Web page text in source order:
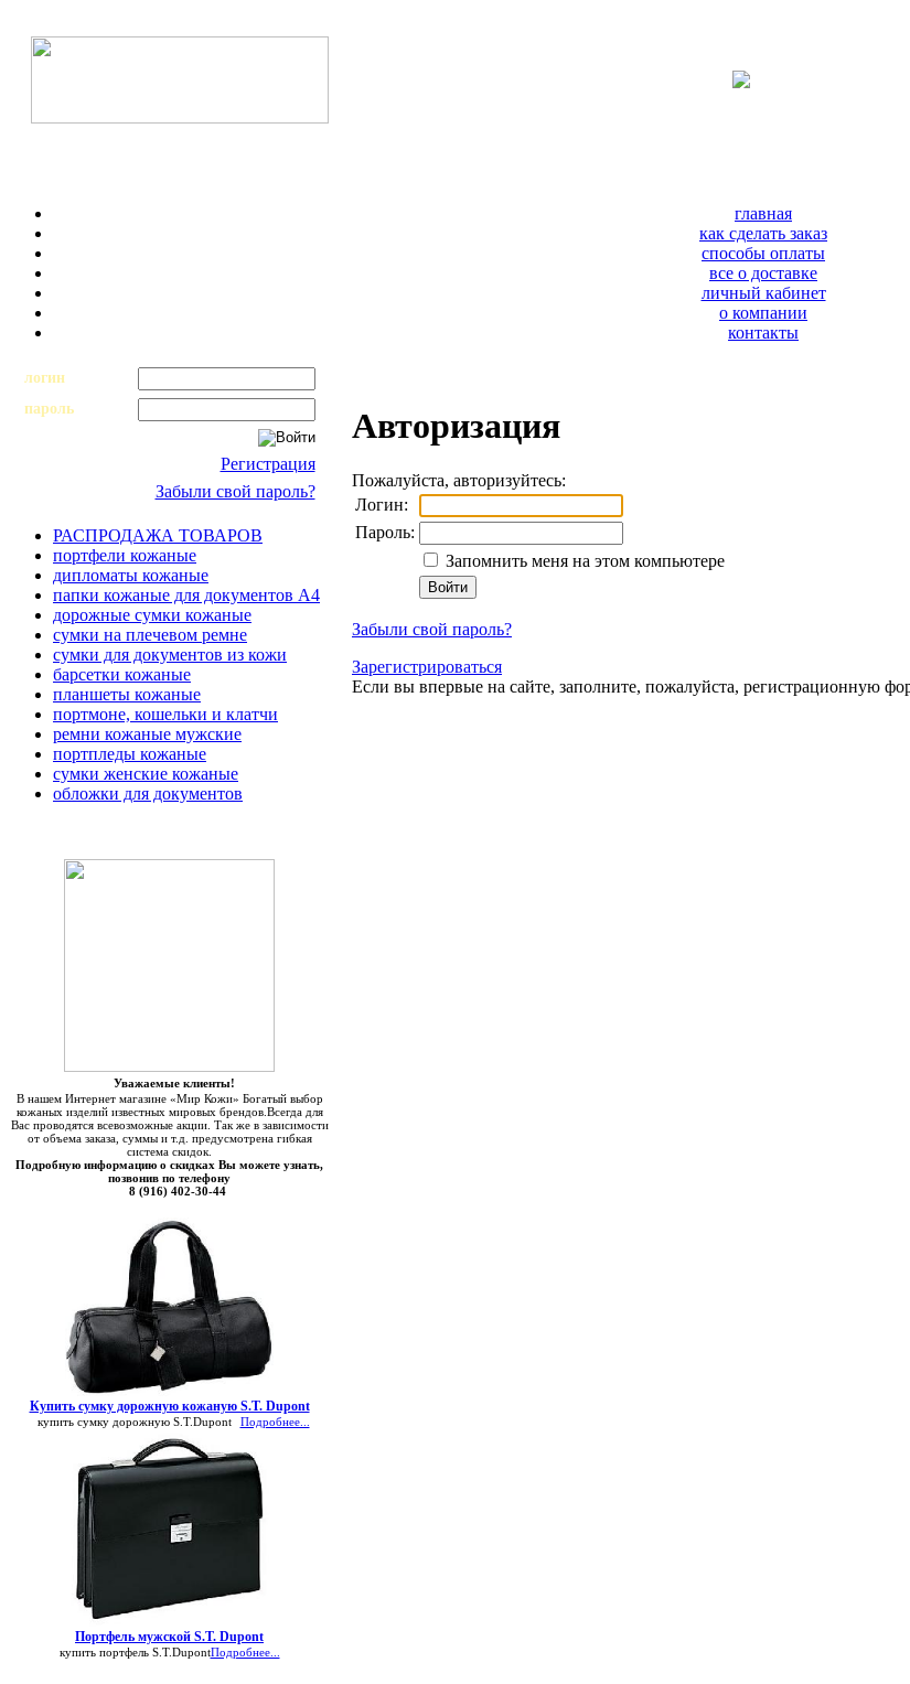
главная
как сделать заказ
способы оплаты
все о доставке
личный кабинет
о компании
контакты
логин
пароль
Регистрация
Забыли свой пароль?
РАСПРОДАЖА ТОВАРОВ
портфели кожаные
дипломаты кожаные
папки кожаные для документов А4
дорожные сумки кожаные
сумки на плечевом ремне
сумки для документов из кожи
барсетки кожаные
планшеты кожаные
портмоне, кошельки и клатчи
ремни кожаные мужские
портпледы кожаные
сумки женские кожаные
обложки для документов
Уважаемые клиенты!
В нашем Интернет магазине «Мир Кожи» Богатый выбор
кожаных изделий известных мировых брендов.Всегда для
Вас проводятся всевозможные акции. Так же в зависимости
от объема заказа, суммы и т.д. предусмотрена гибкая
система скидок.
Подробную информацию о скидках Вы можете узнать,
позвонив по телефону
8 (916) 402-30-44
Купить сумку дорожную кожаную S.T. Dupont
купить сумку дорожную S.T.Dupont Подробнее...
Портфель мужской S.T. Dupont
купить портфель S.T.DupontПодробнее...
Авторизация
Пожалуйста, авторизуйтесь:
Логин:
Пароль:
Запомнить меня на этом компьютере
Забыли свой пароль?
Зарегистрироваться
Если вы впервые на сайте, заполните, пожалуйста, регистрационную